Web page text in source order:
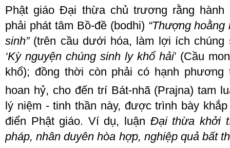
Phật giáo Đại thừa chủ trương rằng hành
phải phát tâm Bồ-đề (bodhi) “Thượng
sinh”(trên cầu dưới hóa, làm lợi ích chúng
‘Kỳ nguyện chúng sinh ly khổ hải’ (Cầu
khổ); đồng thời còn phải có hạnh phương
hoan hỷ, cho đến trí Bát-nhã (Prajna) tam
lý niệm - tinh thần này, được trình bày
điển Phật giáo. Ví dụ, luận Đại thừa khởi
pháp, nhân duyên hòa hợp, nghiệp quả bất